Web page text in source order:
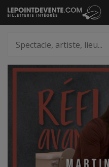
Passer
au
artiste,
lieu...